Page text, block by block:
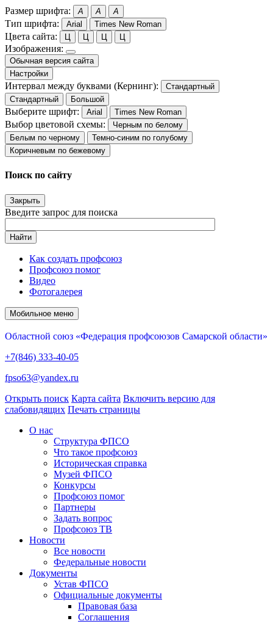
Размер шрифта: A A A
Тип шрифта: Arial Times New Roman
Цвета сайта: Ц Ц Ц Ц
Изображения:
Обычная версия сайта
Настройки
Интервал между буквами (Кернинг):
Стандартный
Стандартный
Большой
Выберите шрифт: Arial Times New Roman
Выбор цветовой схемы:
Черным по белому
Белым по черному
Темно-синим по голубому
Коричневым по бежевому
Поиск по сайту
Закрыть
Введите запрос для поиска
Найти
Как создать профсоюз
Профсоюз помог
Видео
Фотогалерея
Мобильное меню
Областной союз «Федерация профсоюзов Самарской области»
+7(846) 333-40-05
fpso63@yandex.ru
Открыть поиск Карта сайта Включить версию для
слабовидящих Печать страницы
О нас
Структура ФПСО
Что такое профсоюз
Историческая справка
Музей ФПСО
Конкурсы
Профсоюз помог
Партнеры
Задать вопрос
Профсоюз ТВ
Новости
Все новости
Федеральные новости
Документы
Устав ФПСО
Официальные документы
Правовая база
Соглашения